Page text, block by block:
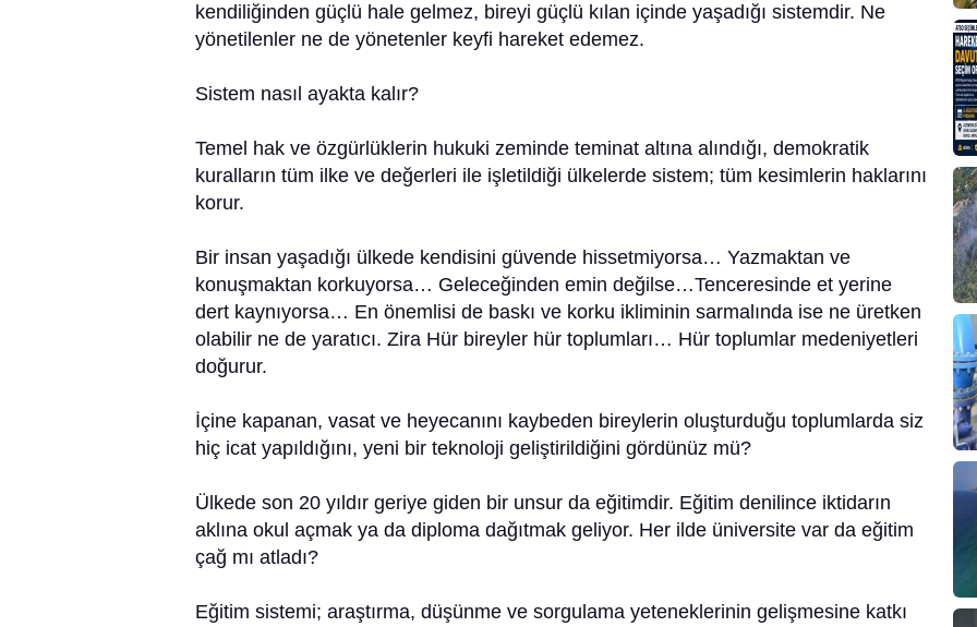
kendiliğinden güçlü hale gelmez, bireyi güçlü kılan içinde yaşadığı sistemdir. Ne
yönetilenler ne de yönetenler keyfi hareket edemez.
Sistem nasıl ayakta kalır?
Temel hak ve özgürlüklerin hukuki zeminde teminat altına alındığı, demokratik
kuralların tüm ilke ve değerleri ile işletildiği ülkelerde sistem; tüm kesimlerin haklarını
korur.
Bir insan yaşadığı ülkede kendisini güvende hissetmiyorsa… Yazmaktan ve
konuşmaktan korkuyorsa… Geleceğinden emin değilse…Tenceresinde et yerine
dert kaynıyorsa… En önemlisi de baskı ve korku ikliminin sarmalında ise ne üretken
olabilir ne de yaratıcı. Zira Hür bireyler hür toplumları… Hür toplumlar medeniyetleri
doğurur.
İçine kapanan, vasat ve heyecanını kaybeden bireylerin oluşturduğu toplumlarda siz
hiç icat yapıldığını, yeni bir teknoloji geliştirildiğini gördünüz mü?
Ülkede son 20 yıldır geriye giden bir unsur da eğitimdir. Eğitim denilince iktidarın
aklına okul açmak ya da diploma dağıtmak geliyor. Her ilde üniversite var da eğitim
çağ mı atladı?
Eğitim sistemi; araştırma, düşünme ve sorgulama yeteneklerinin gelişmesine katkı